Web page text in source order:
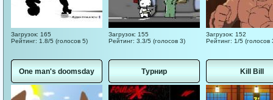
Загрузок: 165
Рейтинг: 1.8/5 (голосов 5)
Загрузок: 155
Рейтинг: 3.3/5 (голосов 3)
Загрузок: 152
Рейтинг: 1/5 (голосов
One man's doomsday Турнир Kill Bill